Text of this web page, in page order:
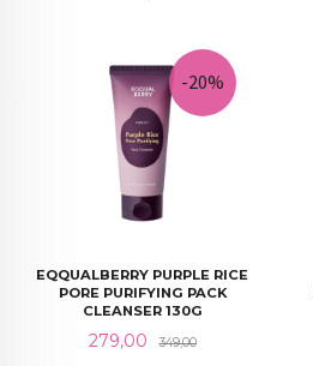
EQQUALBERRY PURPLE RICE
PORE PURIFYING PACK
CLEANSER 130G
Tilbud
279,00 349,00Rabatt
-20%